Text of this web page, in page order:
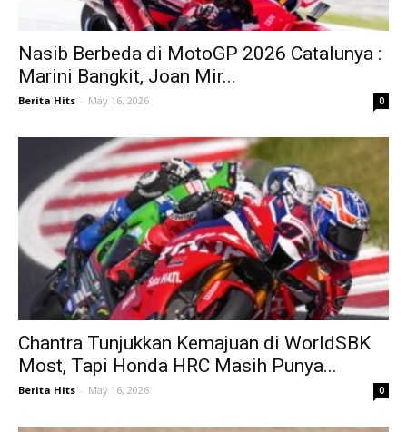
Nasib Berbeda di MotoGP 2026 Catalunya :
Marini Bangkit, Joan Mir...
Berita Hits - May 16, 2026 0
Chantra Tunjukkan Kemajuan di WorldSBK
Most, Tapi Honda HRC Masih Punya...
Berita Hits - May 16, 2026 0